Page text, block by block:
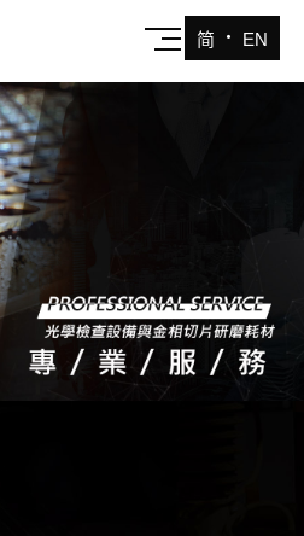
简 ‧ EN